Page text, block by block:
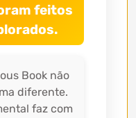
feitos
Book não
diferente.
faz com